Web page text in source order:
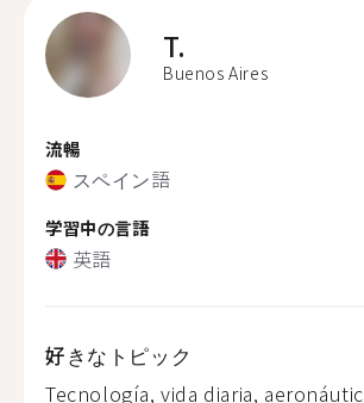
T.
Buenos Aires
流暢
スペイン語
学習中の言語
英語
好きなトピック
Tecnología, vida diaria,